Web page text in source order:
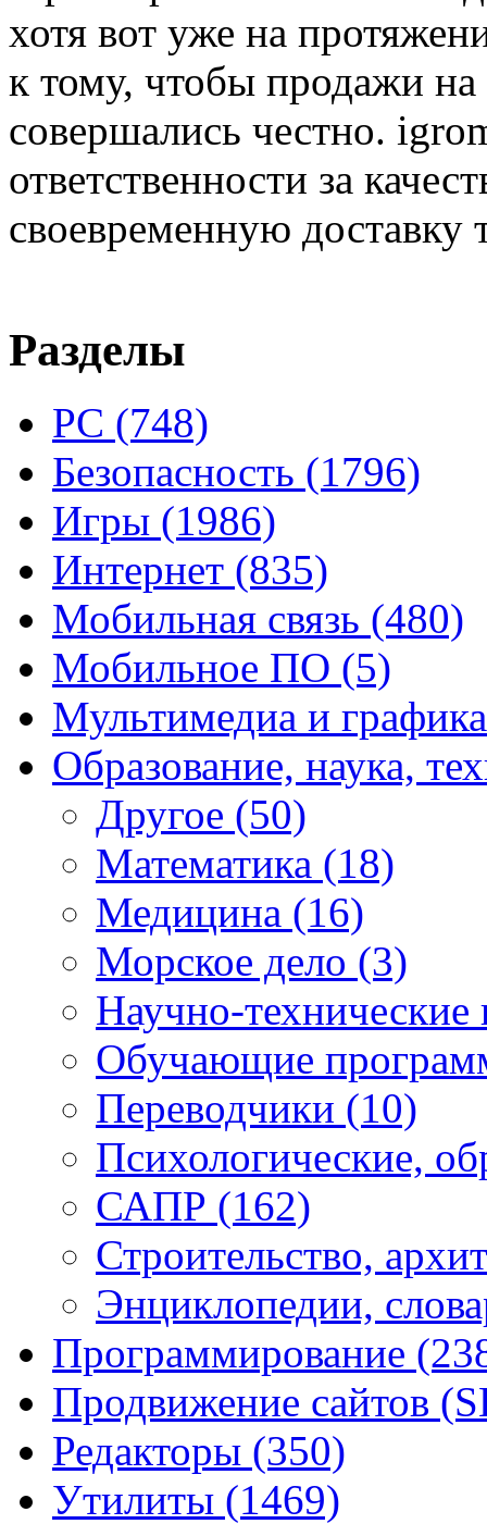
хотя вот уже на
к тому, чтобы продажи
совершались честно.
ответственности за
своевременную доставку
Разделы
PC (748)
Безопасность (1796)
Игры (1986)
Интернет (835)
Мобильная связь (480)
Мобильное ПО (5)
Мультимедиа и
Образование, наука,
Другое (50)
Математика (18)
Медицина (16)
Морское дело (3)
Научно-
Обучающие
Переводчики (10)
Психологические,
САПР (162)
Строительство,
Энциклопедии,
Программирование
Продвижение сайтов
Редакторы (350)
Утилиты (1469)